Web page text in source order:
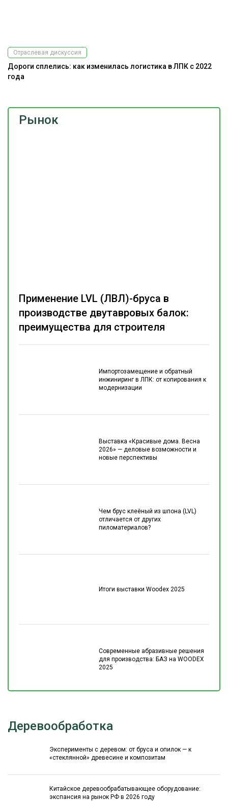
Рынок
Импортозамещение и обратный
инжиниринг в ЛПК: от копирования к
модернизации
Выставка «Красивые дома. Весна
2026» — деловые возможности и
новые перспективы
Чем брус клеёный из шпона (LVL)
отличается от других
пиломатериалов?
Итоги выставки Woodex 2025
Современные абразивные решения
для производства: БАЗ на WOODEX
2025
Применение LVL (ЛВЛ)-бруса в
производстве двутавровых балок:
преимущества для строителя
Отраслевая дискуссия
Дороги сплелись: как изменилась логистика в ЛПК с 2022
года
Деревообработка
Эксперименты с деревом: от бруса и опилок — к
«стеклянной» древесине и композитам
Китайское деревообрабатывающее оборудование:
экспансия на рынок РФ в 2026 году